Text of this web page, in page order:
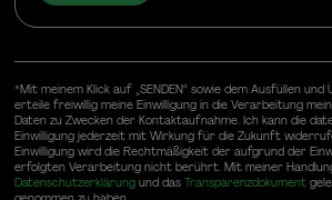
*Mit meinem Klick auf „SENDEN“ sowie dem Ausfüllen
erteile freiwillig meine Einwilligung in die Verarbeitung
Daten zu Zwecken der Kontaktaufnahme. Ich kann die
Einwilligung jederzeit mit Wirkung für die Zukunft
Einwilligung wird die Rechtmäßigkeit der aufgrund der
erfolgten Verarbeitung nicht berührt. Mit meiner
Datenschutzerklärungund das Transparenzdokument